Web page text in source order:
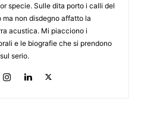
specie. Sulle dita porto i calli del
ma non disdegno affatto la
acustica. Mi piacciono i
e le biografie che si prendono
serio.